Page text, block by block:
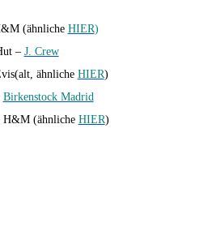
(ähnliche HIER)
– J. Crew
ähnliche HIER)
Birkenstock Madrid
H&M (ähnliche HIER)